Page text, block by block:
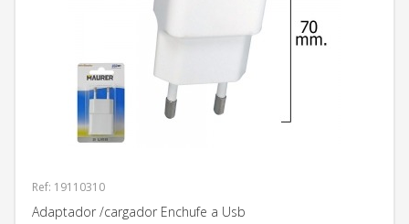
Ref: 19110310
Adaptador /cargador Enchufe a Usb